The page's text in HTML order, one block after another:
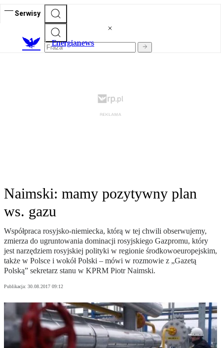
Serwisy
Energianews
Naimski: mamy pozytywny plan
ws. gazu
Współpraca rosyjsko-niemiecka, którą w tej chwili obserwujemy,
zmierza do ugruntowania dominacji rosyjskiego Gazpromu, który
jest narzędziem rosyjskiej polityki w regionie środkowoeuropejskim,
także w Polsce i wokół Polski – mówi w rozmowie z „Gazetą
Polską” sekretarz stanu w KPRM Piotr Naimski.
Publikacja: 30.08.2017 09:12